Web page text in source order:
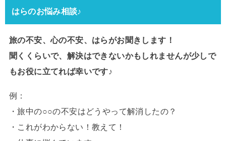
はらのお悩み相談♪
旅の不安、心の不安、はらがお聞きします！
聞くくらいで、解決はできないかもしれませんが少しで
もお役に立てれば幸いです♪
例：
・旅中の○○の不安はどうやって解消したの？
・これがわからない！教えて！